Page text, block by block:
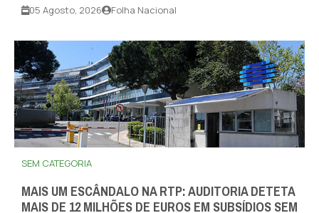
05 Agosto, 2026 Folha Nacional
SEM CATEGORIA
MAIS UM ESCÂNDALO NA RTP: AUDITORIA DETETA
MAIS DE 12 MILHÕES DE EUROS EM SUBSÍDIOS SEM